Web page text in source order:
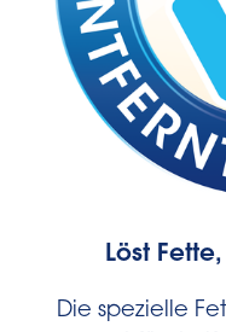
Löst
Die spezielle